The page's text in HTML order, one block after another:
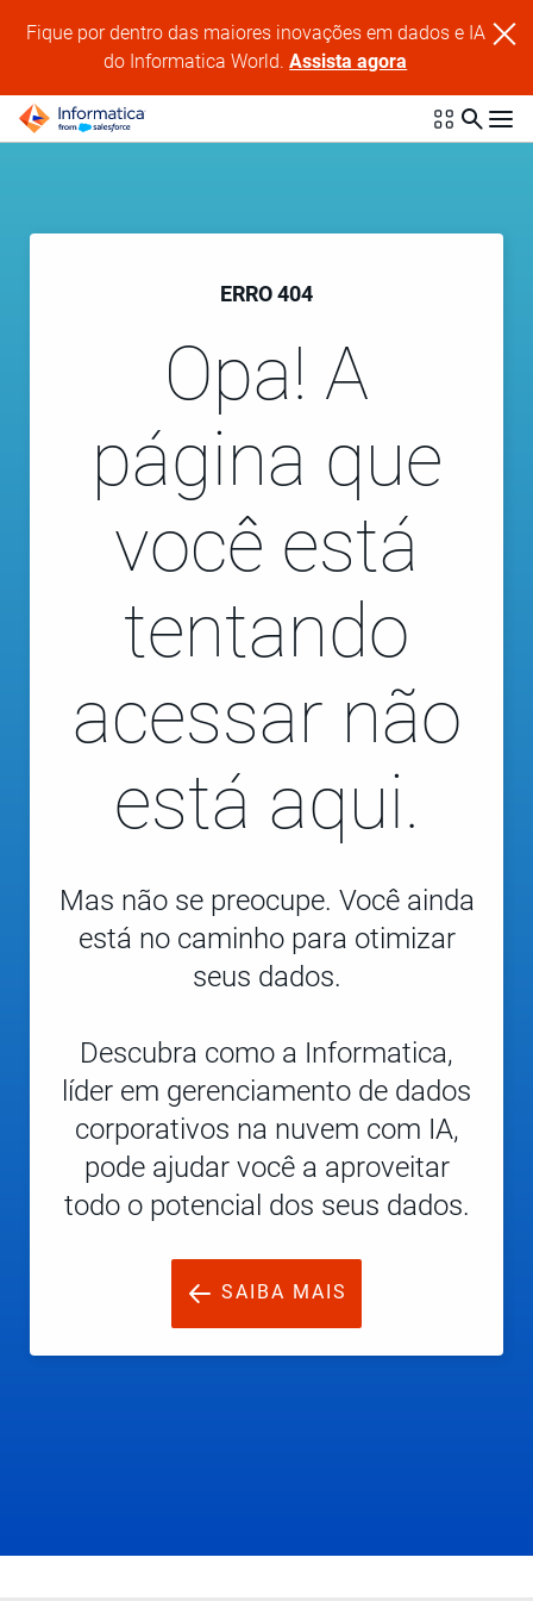
Fique por dentro das maiores inovações em dados e IA
do Informatica World.Assista agora
ERRO 404
Opa! A
página que
você está
tentando
acessar não
está aqui.
Mas não se preocupe. Você ainda
está no caminho para otimizar
seus dados.
Descubra como a Informatica,
líder em gerenciamento de dados
corporativos na nuvem com IA,
pode ajudar você a aproveitar
todo o potencial dos seus dados.
SAIBA MAIS